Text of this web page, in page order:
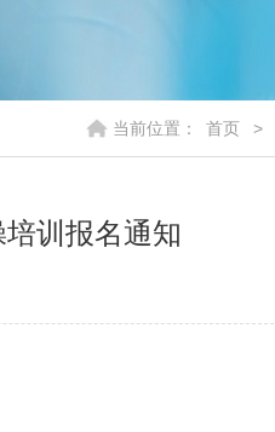
当前位置： 首页 >
训报名通知